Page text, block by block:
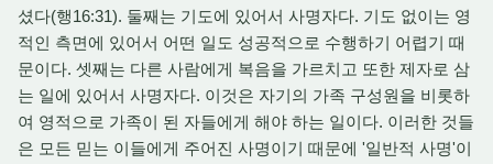
셨다(행16:31). 둘째는 기도에 있어서 사명자다. 기도 없이는 영
적인 측면에 있어서 어떤 일도 성공적으로 수행하기 어렵기 때
문이다. 셋째는 다른 사람에게 복음을 가르치고 또한 제자로 삼
는 일에 있어서 사명자다. 이것은 자기의 가족 구성원을 비롯하
여 영적으로 가족이 된 자들에게 해야 하는 일이다. 이러한 것들
은 모든 믿는 이들에게 주어진 사명이기 때문에 '일반적 사명'이